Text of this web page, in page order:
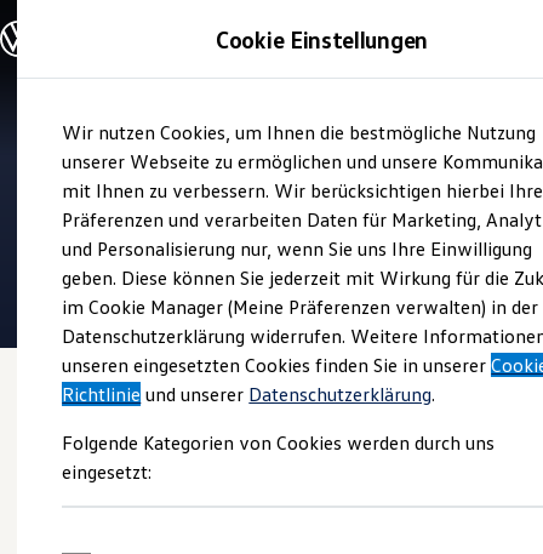
Hauptinhalt
springen
Footer
springen
Modelle und Konfigurator
Modelle vergleichen
Elektroautos
ENERGY Sondermodelle
Nutzfahrzeuge
SUV und CUV
Familienautos
Kombis
Kompaktwagen
Sportwagen
Schnell verfügbare Fahrzeuge
Angebote und Produkte
Aktuelle Angebote
E-Auto-Förderung
Volkswagen Marktplatz
Junge Gebrauchtwagen und Gebrauchtwagen
Volkswagen Zertifizierte Gebrauchtwagen
Zubehör- und Serviceangebote
Verkauf und Service
Autohaus Westkamp
4.8| 1087 Bewertungen
Cookie Einstellungen
Wir nutzen Cookies, um Ihnen die bestmögliche Nutzung
unserer Webseite zu ermöglichen und unsere
mit Ihnen zu verbessern. Wir berücksichtigen hierbei Ihre
Präferenzen und verarbeiten Daten für Marketing,
und Personalisierung nur, wenn Sie uns Ihre Einwilligung
geben. Diese können Sie jederzeit mit Wirkung für die
im Cookie Manager (Meine Präferenzen verwalten) in der
Datenschutzerklärung widerrufen. Weitere
unseren eingesetzten Cookies finden Sie in unserer
Richtlinie und unserer Datenschutzerklärung.
Folgende Kategorien von Cookies werden durch uns
eingesetzt: